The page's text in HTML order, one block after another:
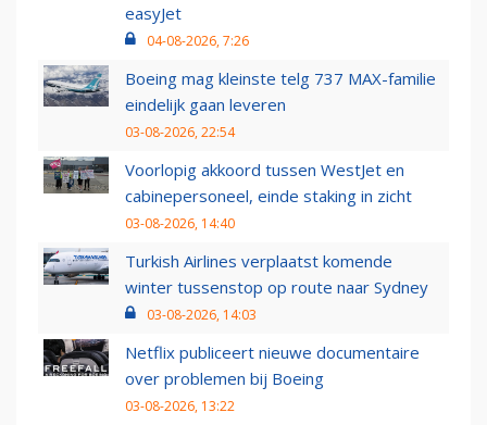
easyJet
04-08-2026, 7:26
Boeing mag kleinste telg 737 MAX-familie
eindelijk gaan leveren
03-08-2026, 22:54
Voorlopig akkoord tussen WestJet en
cabinepersoneel, einde staking in zicht
03-08-2026, 14:40
Turkish Airlines verplaatst komende
winter tussenstop op route naar Sydney
03-08-2026, 14:03
Netflix publiceert nieuwe documentaire
over problemen bij Boeing
03-08-2026, 13:22